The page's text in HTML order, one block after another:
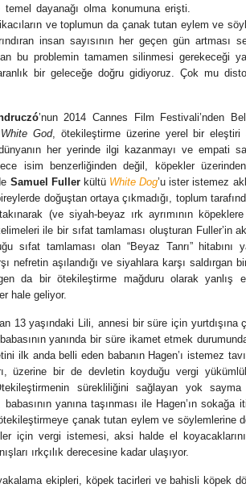
dayanağı olma konumuna erişti.
ve toplumun da çanak tutan eylem ve
insan sayısının her geçen gün artması
bu problemin tamamen silinmesi gerekeceği
bir geleceğe doğru gidiyoruz. Çok mu
’nun 2014 Cannes Film Festivali’nden
White God, ötekileştirme üzerine yerel bir eleştiri
her yerinde ilgi kazanmayı ve empati
isim benzerliğinden değil, köpekler
Samuel Fullerkültü White Dog’u ister istemez
doğuştan ortaya çıkmadığı, toplum
(ve siyah-beyaz ırk ayrımının
ile bir sıfat tamlaması oluşturan Fuller’in
sıfat tamlaması olan “Beyaz Tanrı” hitabını
nefretin aşılandığı ve siyahlara karşı
da bir ötekileştirme mağduru olarak yanlış
hale geliyor.
13 yaşındaki Lili, annesi bir süre için yurtdışına
yanında bir süre ikamet etmek
ilk anda belli eden babanın Hagen’ı istemez
üzerine bir de devletin koyduğu vergi
sürekliliğini sağlayan yok
yanına taşınması ile Hagen’ın
çanak tutan eylem ve söylemlerine
için vergi istemesi, aksi halde el
ırkçılık derecesine kadar ulaşıyor.
ekipleri, köpek tacirleri ve bahisli köpek